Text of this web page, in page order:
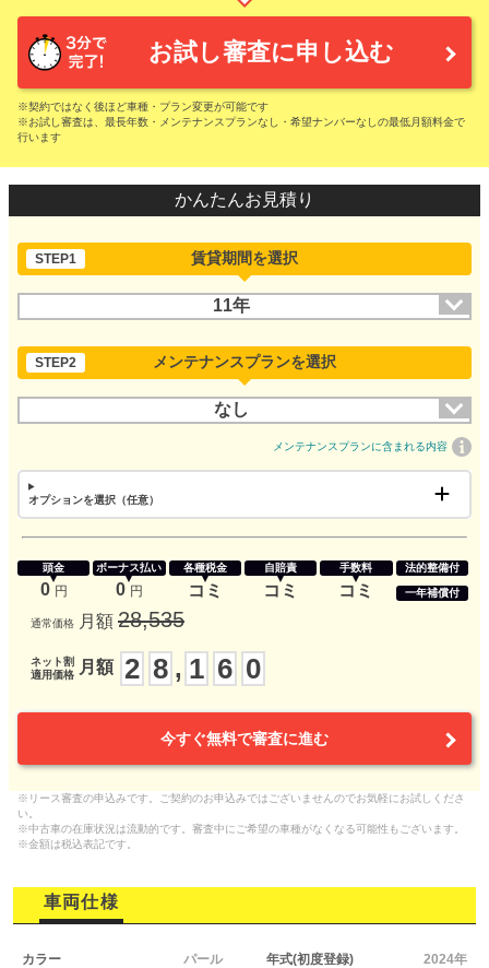
お試し審査に申し込む
※契約ではなく後ほど車種・プラン変更が可能です
※お試し審査は、最長年数・メンテナンスプランなし・希望ナンバーなしの最低月額料金で
行います
かんたんお見積り
STEP1 賃貸期間を選択
11年
STEP2 メンテナンスプランを選択
なし
メンテナンスプランに含まれる内容
オプションを選択（任意）
頭金
0 円
ボーナス払い
0 円
各種税金
コミ
自賠責
コミ
手数料
コミ
法的整備付
一年補償付
通常価格 月額 28,535
ネット割
適用価格
月額 2 8 , 1 6 0
今すぐ無料で審査に進む
※リース審査の申込みです。ご契約のお申込みではございませんのでお気軽にお試しくださ
い。
※中古車の在庫状況は流動的です。審査中にご希望の車種がなくなる可能性もございます。
※金額は税込表記です。
車両仕様
カラー パール 年式(初度登録) 2024年